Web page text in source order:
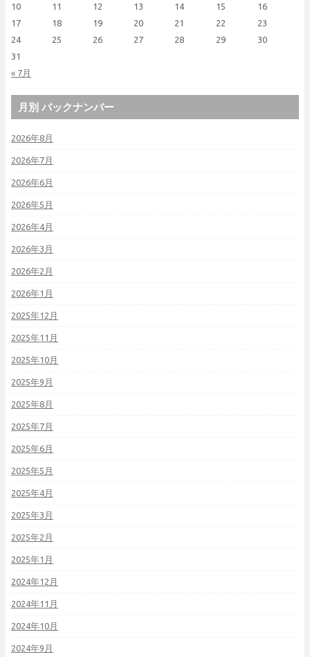
« 7月
10
11 12 13 14 15
16
17
18 19 20 21 22
23
24
25 26 27 28 29
30
31
月別 バックナンバー
2026年8月
2026年7月
2026年6月
2026年5月
2026年4月
2026年3月
2026年2月
2026年1月
2025年12月
2025年11月
2025年10月
2025年9月
2025年8月
2025年7月
2025年6月
2025年5月
2025年4月
2025年3月
2025年2月
2025年1月
2024年12月
2024年11月
2024年10月
2024年9月